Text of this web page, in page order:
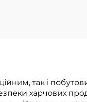
так і
харчових